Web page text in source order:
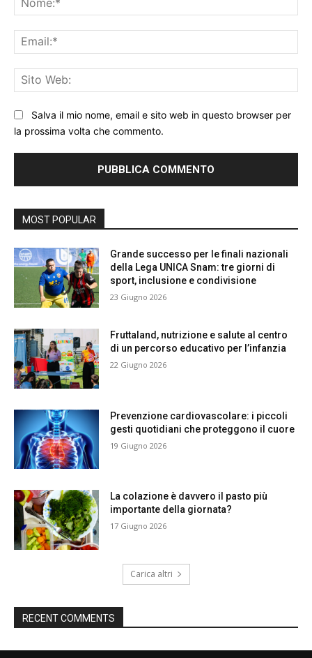
Salva il mio nome, email e sito web in questo browser per
la prossima volta che commento.
MOST POPULAR
Grande successo per le finali nazionali
della Lega UNICA Snam: tre giorni di
sport, inclusione e condivisione
23 Giugno 2026
Fruttaland, nutrizione e salute al centro
di un percorso educativo per l’infanzia
22 Giugno 2026
Prevenzione cardiovascolare: i piccoli
gesti quotidiani che proteggono il cuore
19 Giugno 2026
La colazione è davvero il pasto più
importante della giornata?
17 Giugno 2026
Carica altri
RECENT COMMENTS